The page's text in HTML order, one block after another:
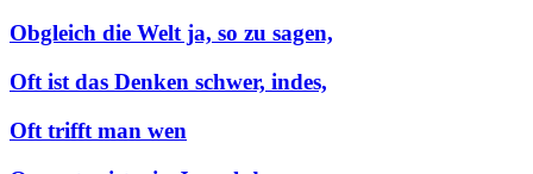
Obgleich die Welt ja, so zu sagen,
Oft ist das Denken schwer, indes,
Oft trifft man wen